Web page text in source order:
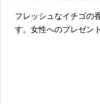
フレッシュなイチゴの
す。女性へのプレゼン